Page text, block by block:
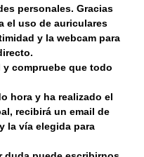
personales. Gracias
el uso de auriculares
y la webcam para
y compruebe que todo
hora y ha realizado el
recibirá un email de
la vía elegida para